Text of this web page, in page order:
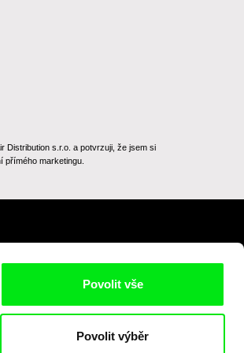
Povolit vše
Povolit výběr
s.r.o. a potvrzuji, že jsem si
přímého marketingu.
Na začátek stránky